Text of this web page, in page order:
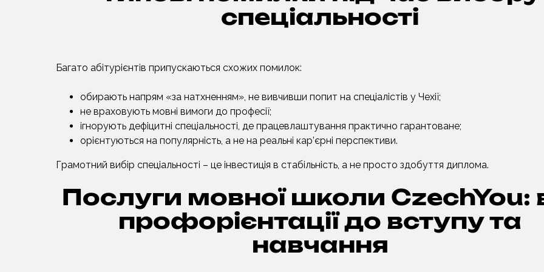
спеціальності
Багато абітурієнтів припускаються схожих помилок:
обирають напрям «за натхненням», не вивчивши попит на спеціалістів у Чехії;
не враховують мовні вимоги до професії;
ігнорують дефіцитні спеціальності, де працевлаштування практично гарантоване;
орієнтуються на популярність, а не на реальні кар’єрні перспективи.
Грамотний вибір спеціальності – це інвестиція в стабільність, а не просто здобуття диплома.
Послуги мовної школи CzechYou:
профорієнтації до вступу та
навчання